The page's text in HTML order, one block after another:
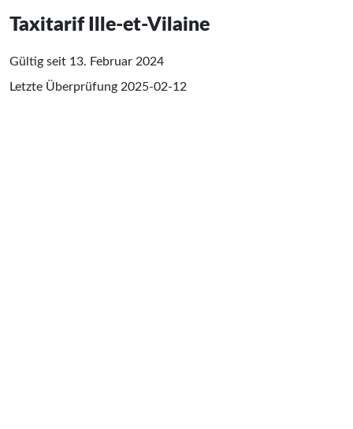
Taxitarif Ille-et-Vilaine
Gültig seit 13. Februar 2024
Letzte Überprüfung 2025-02-12